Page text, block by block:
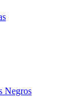
Negros